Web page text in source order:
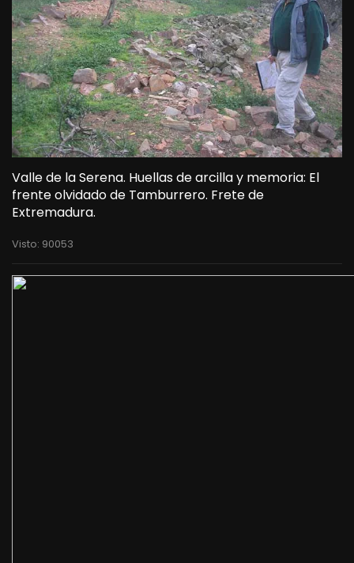
Valle de la Serena. Huellas de arcilla y memoria: El
frente olvidado de Tamburrero. Frete de
Extremadura.
Visto: 90053